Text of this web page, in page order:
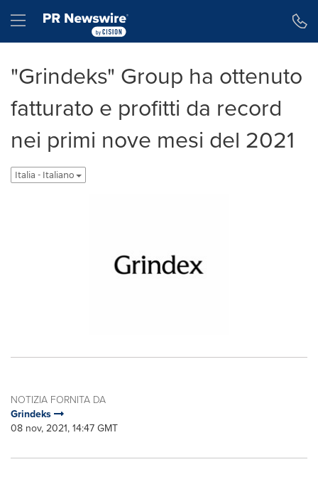
Hamburger menu
"Grindeks" Group ha ottenuto
fatturato e profitti da record
nei primi nove mesi del 2021
Italia - Italiano
NOTIZIA FORNITA DA
Grindeks
08 nov, 2021, 14:47 GMT